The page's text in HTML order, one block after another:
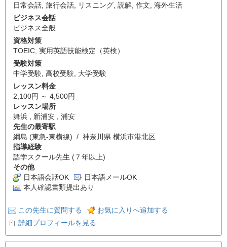
日常会話 旅行会話 リスニング 読解 作文 海外生活
ビジネス会話
ビジネス全般
資格対策
TOEIC 実用英語技能検定（英検）
受験対策
中学受験 高校受験 大学受験
レッスン料金
2,100円 ～ 4,500円
レッスン場所
舞浜 , 新浦安 , 浦安
先生の最寄駅
綱島 (東急-東横線) / 神奈川県 横浜市港北区
指導経験
語学スクール先生 (７年以上)
その他
日本語会話OK
日本語メールOK
本人確認書類提出あり
この先生に質問する
お気に入りへ追加する
詳細プロフィールを見る